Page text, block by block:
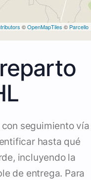
©OpenMapTiles © Parcello
seguimiento vía
hasta qué
incluyendo la
de entrega. Para